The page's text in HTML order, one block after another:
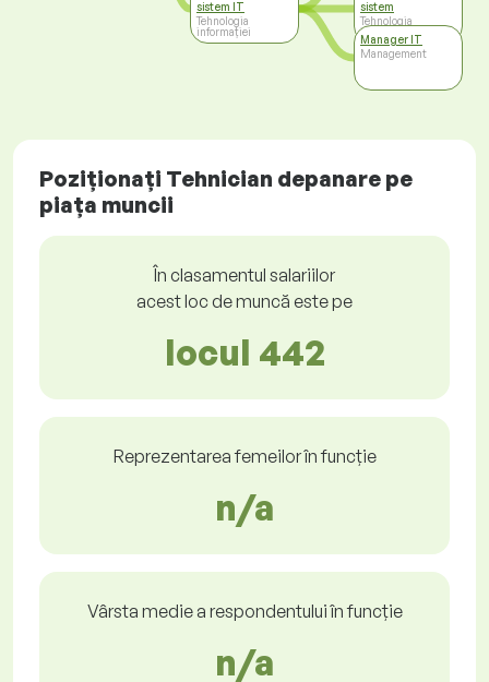
sistem IT
Tehnologia
informației
sistem
Tehnologia
informației
Manager IT
Management
Poziționați Tehnician depanare pe
piața muncii
În clasamentul salariilor
acest loc de muncă este pe
locul 442
Reprezentarea femeilor în funcție
n/a
Vârsta medie a respondentului în funcție
n/a